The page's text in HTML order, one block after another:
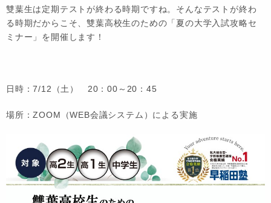
雙葉生は定期テストが終わる時期ですね。そんなテストが終わ
る時期だからこそ、雙葉高校生のための「夏の大学入試攻略セ
ミナー」を開催します！
日時：7/12（土） 20：00～20：45
場所：ZOOM（WEB会議システム）による実施